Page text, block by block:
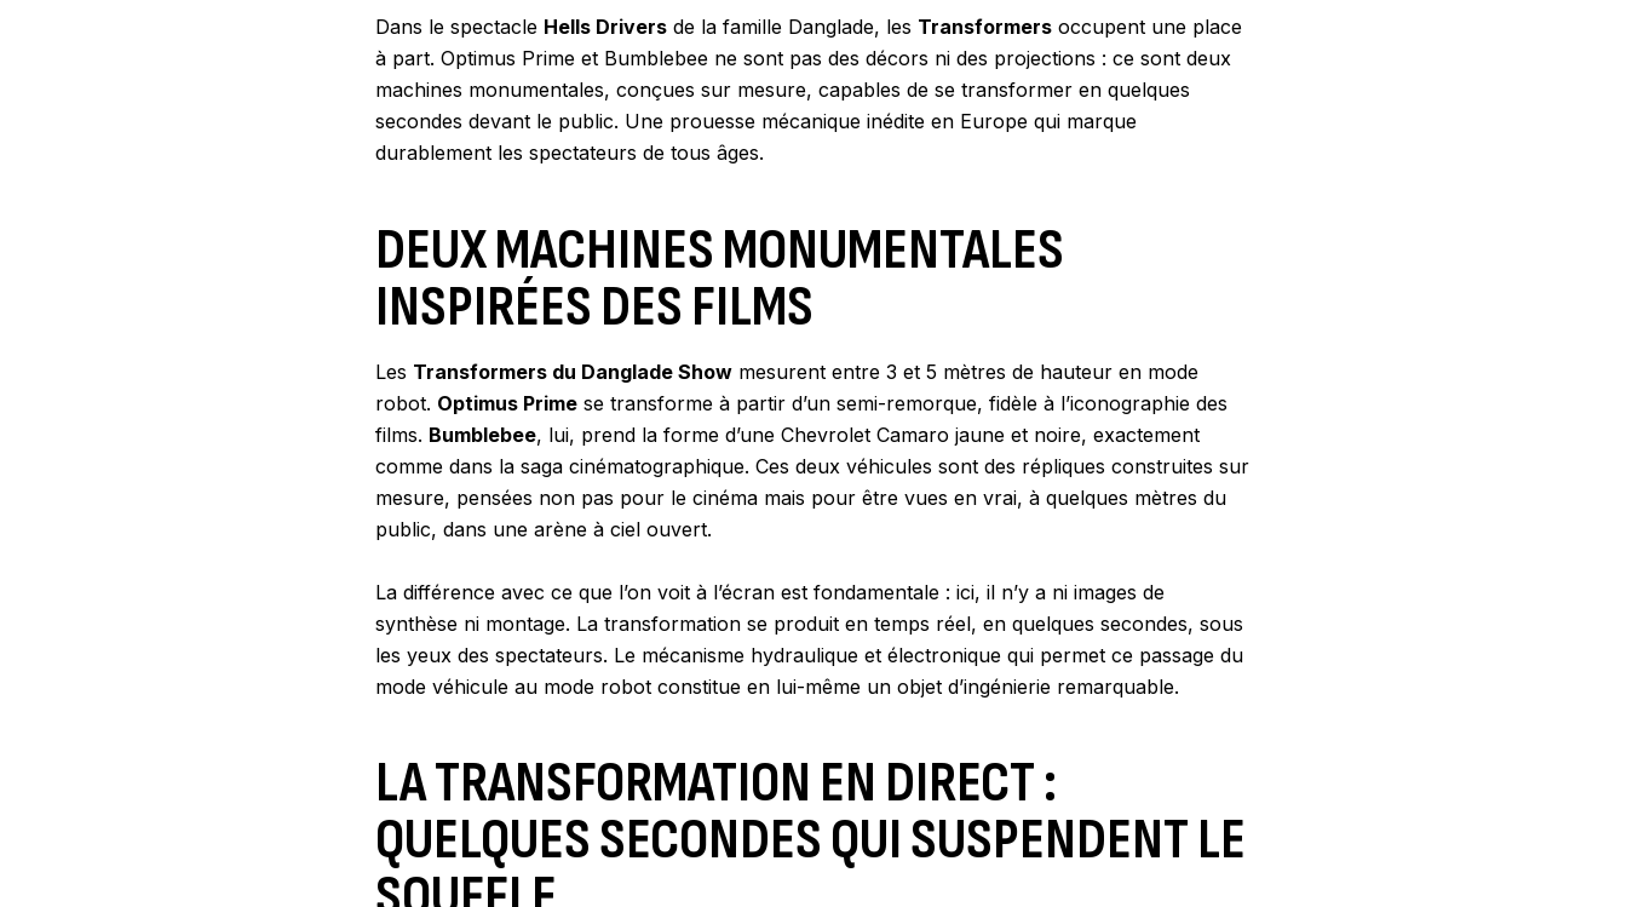
Dans le spectacle Hells Driversde la famille Danglade, les Transformersoccupent une place
à part. Optimus Prime et Bumblebee ne sont pas des décors ni des projections : ce sont deux
machines monumentales, conçues sur mesure, capables de se transformer en quelques
secondes devant le public. Une prouesse mécanique inédite en Europe qui marque
durablement les spectateurs de tous âges.
DEUX MACHINES MONUMENTALES
INSPIRÉES DES FILMS
Les Transformers du Danglade Showmesurent entre 3 et 5 mètres de hauteur en mode
robot. Optimus Primese transforme à partir d’un semi-remorque, fidèle à l’iconographie des
films. Bumblebee, lui, prend la forme d’une Chevrolet Camaro jaune et noire, exactement
comme dans la saga cinématographique. Ces deux véhicules sont des répliques construites sur
mesure, pensées non pas pour le cinéma mais pour être vues en vrai, à quelques mètres du
public, dans une arène à ciel ouvert.
La différence avec ce que l’on voit à l’écran est fondamentale : ici, il n’y a ni images de
synthèse ni montage. La transformation se produit en temps réel, en quelques secondes, sous
les yeux des spectateurs. Le mécanisme hydraulique et électronique qui permet ce passage du
mode véhicule au mode robot constitue en lui-même un objet d’ingénierie remarquable.
LA TRANSFORMATION EN DIRECT :
QUELQUES SECONDES QUI SUSPENDENT LE